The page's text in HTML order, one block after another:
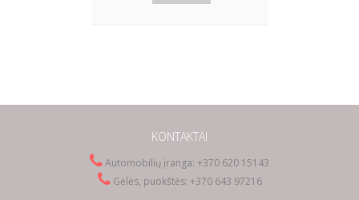
KONTAKTAI
Automobilių įranga: +370 620 15143
Gėlės, puokštės: +370 643 97216